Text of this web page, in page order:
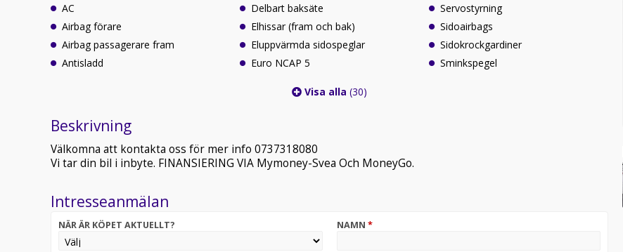
AC
Airbag förare
Airbag passagerare fram
Antisladd
Delbart baksäte
Elhissar (fram och bak)
Eluppvärmda sidospeglar
Euro NCAP 5
Servostyrning
Sidoairbags
Sidokrockgardiner
Sminkspegel
Visa alla(30)
Beskrivning
Välkomna att kontakta oss för mer info 0737318080
Vi tar din bil i inbyte. FINANSIERING VIA Mymoney-Svea Och MoneyGo.
Intresseanmälan
NÄR ÄR KÖPET AKTUELLT? NAMN *